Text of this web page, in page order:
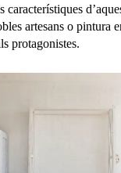
característiques
artesans o pintura
protagonistes.